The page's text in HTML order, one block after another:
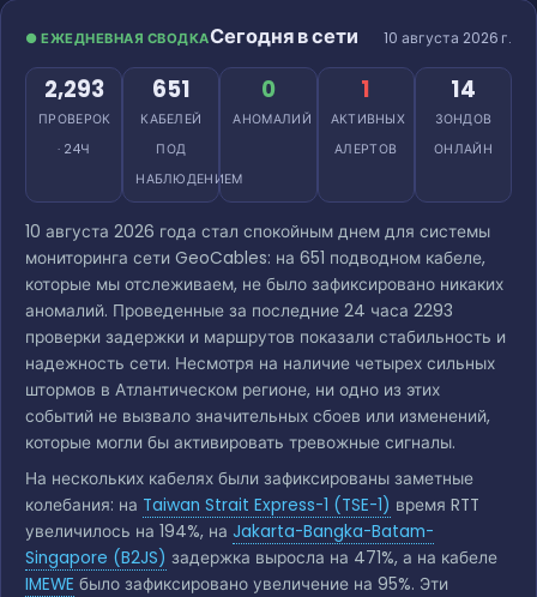
● ЕЖЕДНЕВНАЯ СВОДКАСегодня в сети 10 августа 2026 г.
2,293
ПРОВЕРОК
· 24Ч
651
КАБЕЛЕЙ
ПОД
НАБЛЮДЕНИЕМ
0
АНОМАЛИЙ
1
АКТИВНЫХ
АЛЕРТОВ
14
ЗОНДОВ
ОНЛАЙН
10 августа 2026 года стал спокойным днем для системы
мониторинга сети GeoCables: на 651 подводном кабеле,
которые мы отслеживаем, не было зафиксировано никаких
аномалий. Проведенные за последние 24 часа 2293
проверки задержки и маршрутов показали стабильность и
надежность сети. Несмотря на наличие четырех сильных
штормов в Атлантическом регионе, ни одно из этих
событий не вызвало значительных сбоев или изменений,
которые могли бы активировать тревожные сигналы.
На нескольких кабелях были зафиксированы заметные
колебания: на Taiwan Strait Express-1 (TSE-1) время RTT
увеличилось на 194%, на Jakarta-Bangka-Batam-
Singapore (B2JS) задержка выросла на 471%, а на кабеле
IMEWE было зафиксировано увеличение на 95%. Эти